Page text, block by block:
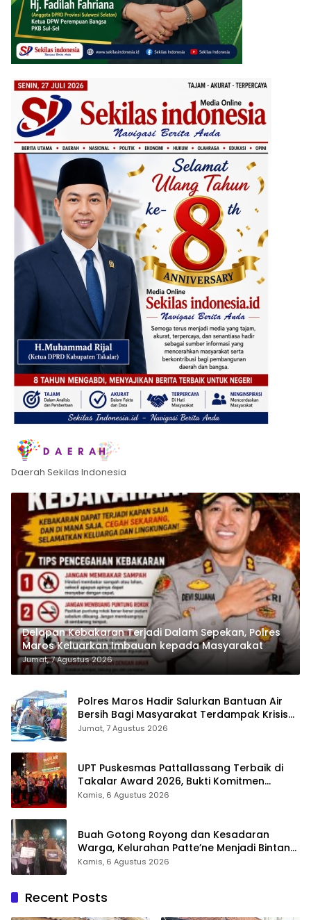
Daerah Sekilas Indonesia
Delapan Kebakaran Terjadi Dalam Sepekan, Polres
Maros Keluarkan Imbauan kepada Masyarakat
Jumat, 7 Agustus 2026
Polres Maros Hadir Salurkan Bantuan Air
Bersih Bagi Masyarakat Terdampak Krisis
Air Bersih Di Maros
Jumat, 7 Agustus 2026
UPT Puskesmas Pattallassang Terbaik di
Takalar Award 2026, Bukti Komitmen
Hadirkan Pelayanan Kesehatan Berkualitas
Kamis, 6 Agustus 2026
Buah Gotong Royong dan Kesadaran
Warga, Kelurahan Patte’ne Menjadi Bintang
Takalar Award 2026
Kamis, 6 Agustus 2026
Recent Posts